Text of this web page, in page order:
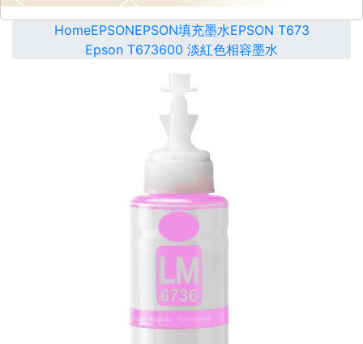
HomeEPSONEPSON填充墨水EPSON T673
Epson T673600 淡紅色相容墨水